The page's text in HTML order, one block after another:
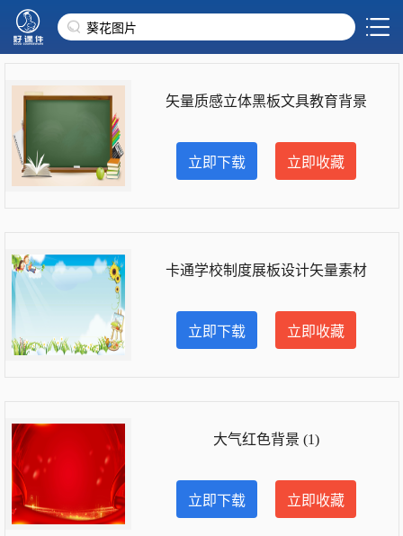
矢量质感立体黑板文具教育背景
立即下载 立即收藏
卡通学校制度展板设计矢量素材
立即下载 立即收藏
大气红色背景 (1)
立即下载 立即收藏